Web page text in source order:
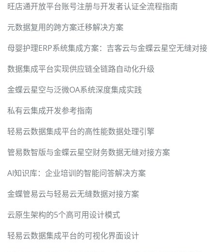
旺店通开放平台账号注册与开发者认证全流程指南
元数据复用的跨方案迁移解决方案
母婴护理ERP系统集成方案：吉客云与金蝶云星空无缝对接
数据集成平台实现供应链全链路自动化升级
金蝶云星空与泛微OA系统深度集成实践
私有云集成开发参考指南
轻易云数据集成平台的高性能数据处理引擎
管易数智版与金蝶云星空财务数据无缝对接方案
AI知识库：企业培训的智能问答解决方案
金蝶管易云与轻易云无缝数据对接方案
云原生架构的5个高可用设计模式
轻易云数据集成平台的可视化界面设计